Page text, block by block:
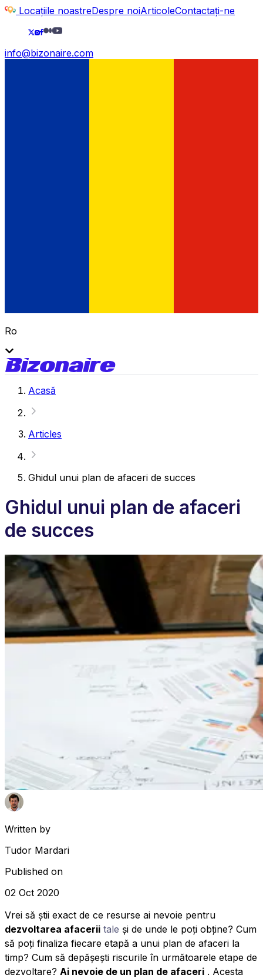
Locațiile noastreDespre noiArticoleContactați-ne
info@bizonaire.com
Ro
Acasă
Articles
Ghidul unui plan de afaceri de succes
Ghidul unui plan de afaceri
de succes
Written by
Tudor Mardari
Published on
02 Oct 2020
Vrei să știi exact de ce resurse ai nevoie pentru
dezvoltarea afacerii tale și de unde le poți obține? Cum
să poți finaliza fiecare etapă a unui plan de afaceri la
timp? Cum să depășești riscurile în următoarele etape de
dezvoltare? Ai nevoie de un plan de afaceri . Acesta